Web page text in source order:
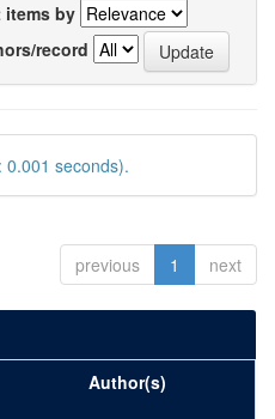
items by
record
0.001 seconds).
previous 1 next
Author(s)